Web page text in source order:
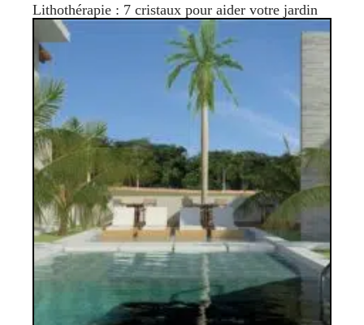
Lithothérapie : 7 cristaux pour aider votre jardin